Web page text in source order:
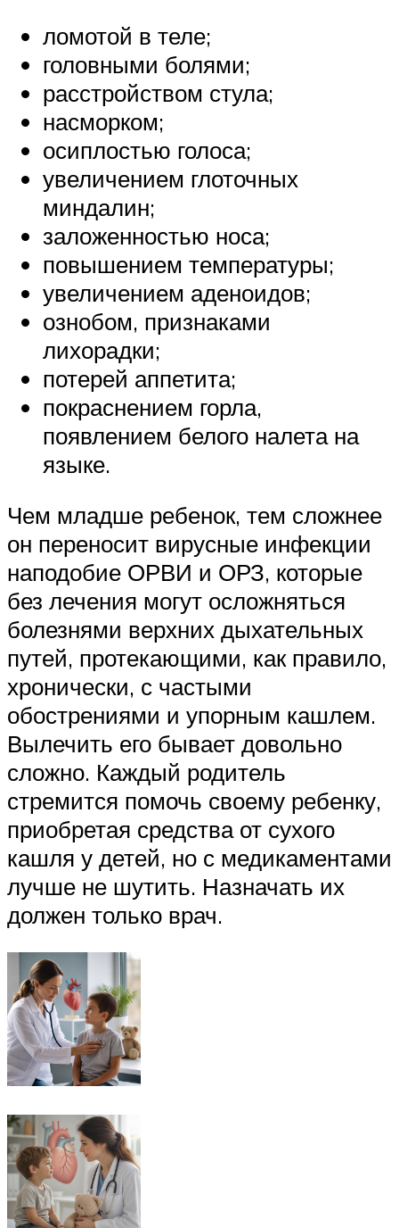
ломотой в теле;
головными болями;
расстройством стула;
насморком;
осиплостью голоса;
увеличением глоточных
миндалин;
заложенностью носа;
повышением температуры;
увеличением аденоидов;
ознобом, признаками
лихорадки;
потерей аппетита;
покраснением горла,
появлением белого налета на
языке.
Чем младше ребенок, тем сложнее
он переносит вирусные инфекции
наподобие ОРВИ и ОРЗ, которые
без лечения могут осложняться
болезнями верхних дыхательных
путей, протекающими, как правило,
хронически, с частыми
обострениями и упорным кашлем.
Вылечить его бывает довольно
сложно. Каждый родитель
стремится помочь своему ребенку,
приобретая средства от сухого
кашля у детей, но с медикаментами
лучше не шутить. Назначать их
должен только врач.